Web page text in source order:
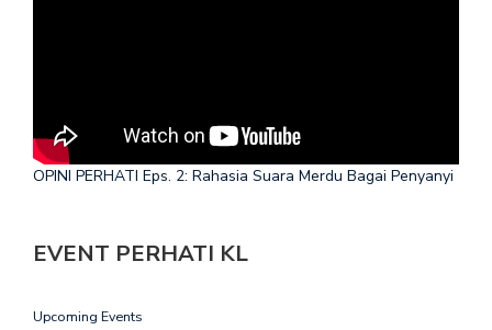
OPINI PERHATI Eps. 2: Rahasia Suara Merdu Bagai Penyanyi
EVENT PERHATI KL
Upcoming Events